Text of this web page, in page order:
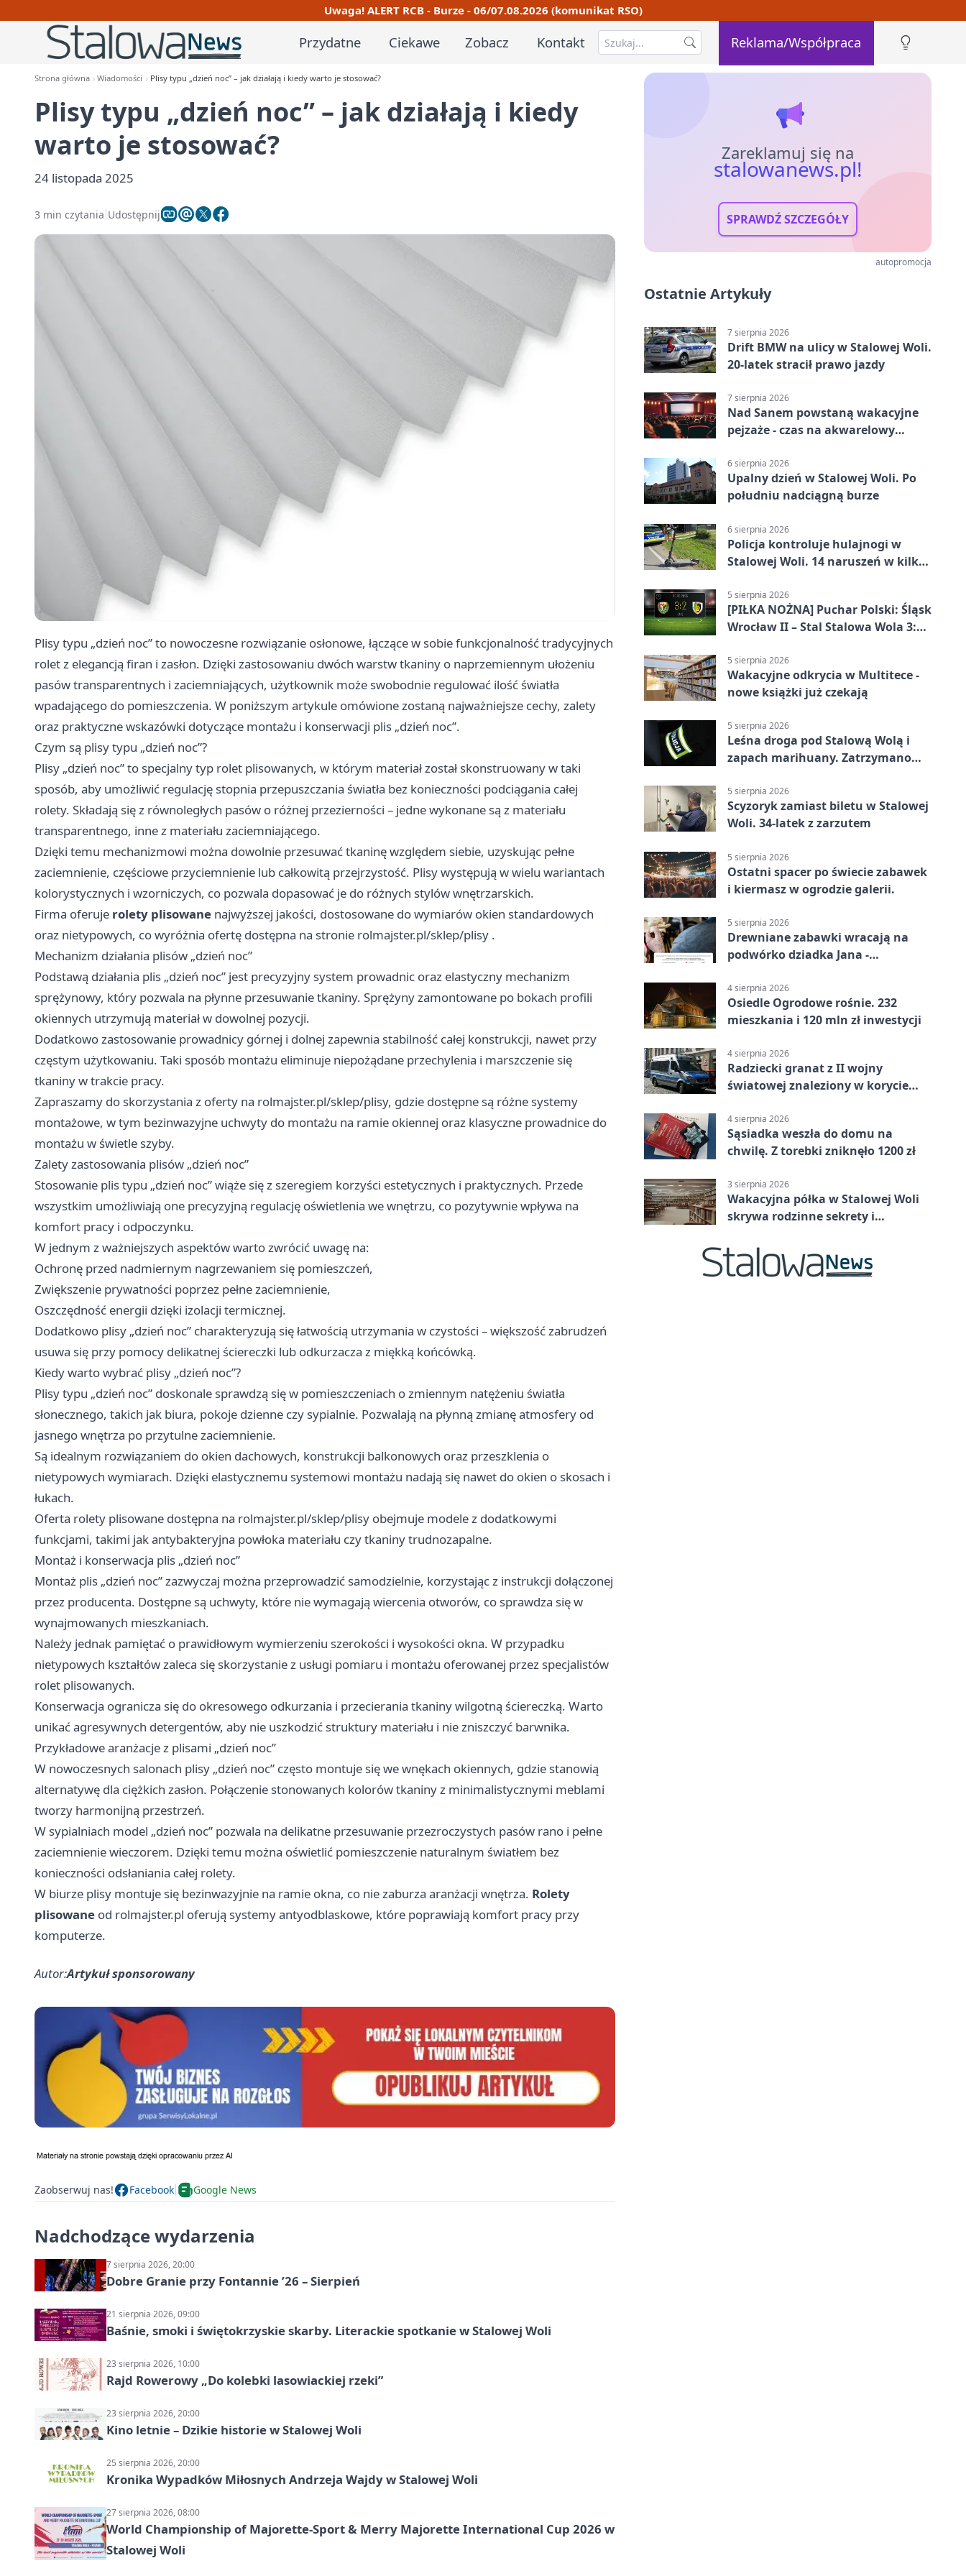
Uwaga! ALERT RCB - Burze - 06/07.08.2026 (komunikat RSO)
Przydatne Ciekawe Zobacz Kontakt Reklama/Współpraca
Strona główna Wiadomości Plisy typu „dzień noc” – jak działają i kiedy warto je stosować?
Plisy typu „dzień noc” – jak działają i kiedy
warto je stosować?
24 listopada 2025
3 min czytania Udostępnij
Plisy typu „dzień noc” to nowoczesne rozwiązanie osłonowe, łączące w sobie funkcjonalność tradycyjnych
rolet z elegancją firan i zasłon. Dzięki zastosowaniu dwóch warstw tkaniny o naprzemiennym ułożeniu
pasów transparentnych i zaciemniających, użytkownik może swobodnie regulować ilość światła
wpadającego do pomieszczenia. W poniższym artykule omówione zostaną najważniejsze cechy, zalety
oraz praktyczne wskazówki dotyczące montażu i konserwacji plis „dzień noc”.
Czym są plisy typu „dzień noc”?
Plisy „dzień noc” to specjalny typ rolet plisowanych, w którym materiał został skonstruowany w taki
sposób, aby umożliwić regulację stopnia przepuszczania światła bez konieczności podciągania całej
rolety. Składają się z równoległych pasów o różnej przezierności – jedne wykonane są z materiału
transparentnego, inne z materiału zaciemniającego.
Dzięki temu mechanizmowi można dowolnie przesuwać tkaninę względem siebie, uzyskując pełne
zaciemnienie, częściowe przyciemnienie lub całkowitą przejrzystość. Plisy występują w wielu wariantach
kolorystycznych i wzorniczych, co pozwala dopasować je do różnych stylów wnętrzarskich.
Firma oferuje rolety plisowane najwyższej jakości, dostosowane do wymiarów okien standardowych
oraz nietypowych, co wyróżnia ofertę dostępna na stronie rolmajster.pl/sklep/plisy .
Mechanizm działania plisów „dzień noc”
Podstawą działania plis „dzień noc” jest precyzyjny system prowadnic oraz elastyczny mechanizm
sprężynowy, który pozwala na płynne przesuwanie tkaniny. Sprężyny zamontowane po bokach profili
okiennych utrzymują materiał w dowolnej pozycji.
Dodatkowo zastosowanie prowadnicy górnej i dolnej zapewnia stabilność całej konstrukcji, nawet przy
częstym użytkowaniu. Taki sposób montażu eliminuje niepożądane przechylenia i marszczenie się
tkaniny w trakcie pracy.
Zapraszamy do skorzystania z oferty na rolmajster.pl/sklep/plisy, gdzie dostępne są różne systemy
montażowe, w tym bezinwazyjne uchwyty do montażu na ramie okiennej oraz klasyczne prowadnice do
montażu w świetle szyby.
Zalety zastosowania plisów „dzień noc”
Stosowanie plis typu „dzień noc” wiąże się z szeregiem korzyści estetycznych i praktycznych. Przede
wszystkim umożliwiają one precyzyjną regulację oświetlenia we wnętrzu, co pozytywnie wpływa na
komfort pracy i odpoczynku.
W jednym z ważniejszych aspektów warto zwrócić uwagę na:
Ochronę przed nadmiernym nagrzewaniem się pomieszczeń,
Zwiększenie prywatności poprzez pełne zaciemnienie,
Oszczędność energii dzięki izolacji termicznej.
Dodatkowo plisy „dzień noc” charakteryzują się łatwością utrzymania w czystości – większość zabrudzeń
usuwa się przy pomocy delikatnej ściereczki lub odkurzacza z miękką końcówką.
Kiedy warto wybrać plisy „dzień noc”?
Plisy typu „dzień noc” doskonale sprawdzą się w pomieszczeniach o zmiennym natężeniu światła
słonecznego, takich jak biura, pokoje dzienne czy sypialnie. Pozwalają na płynną zmianę atmosfery od
jasnego wnętrza po przytulne zaciemnienie.
Są idealnym rozwiązaniem do okien dachowych, konstrukcji balkonowych oraz przeszklenia o
nietypowych wymiarach. Dzięki elastycznemu systemowi montażu nadają się nawet do okien o skosach i
łukach.
Oferta rolety plisowane dostępna na rolmajster.pl/sklep/plisy obejmuje modele z dodatkowymi
funkcjami, takimi jak antybakteryjna powłoka materiału czy tkaniny trudnozapalne.
Montaż i konserwacja plis „dzień noc”
Montaż plis „dzień noc” zazwyczaj można przeprowadzić samodzielnie, korzystając z instrukcji dołączonej
przez producenta. Dostępne są uchwyty, które nie wymagają wiercenia otworów, co sprawdza się w
wynajmowanych mieszkaniach.
Należy jednak pamiętać o prawidłowym wymierzeniu szerokości i wysokości okna. W przypadku
nietypowych kształtów zaleca się skorzystanie z usługi pomiaru i montażu oferowanej przez specjalistów
rolet plisowanych.
Konserwacja ogranicza się do okresowego odkurzania i przecierania tkaniny wilgotną ściereczką. Warto
unikać agresywnych detergentów, aby nie uszkodzić struktury materiału i nie zniszczyć barwnika.
Przykładowe aranżacje z plisami „dzień noc”
W nowoczesnych salonach plisy „dzień noc” często montuje się we wnękach okiennych, gdzie stanowią
alternatywę dla ciężkich zasłon. Połączenie stonowanych kolorów tkaniny z minimalistycznymi meblami
tworzy harmonijną przestrzeń.
W sypialniach model „dzień noc” pozwala na delikatne przesuwanie przezroczystych pasów rano i pełne
zaciemnienie wieczorem. Dzięki temu można oświetlić pomieszczenie naturalnym światłem bez
konieczności odsłaniania całej rolety.
W biurze plisy montuje się bezinwazyjnie na ramie okna, co nie zaburza aranżacji wnętrza. Rolety
plisowane od rolmajster.pl oferują systemy antyodblaskowe, które poprawiają komfort pracy przy
komputerze.
Autor:Artykuł sponsorowany
Zaobserwuj nas! Facebook Google News
Nadchodzące wydarzenia
7 sierpnia 2026, 20:00
Dobre Granie przy Fontannie ’26 – Sierpień
21 sierpnia 2026, 09:00
Baśnie, smoki i świętokrzyskie skarby. Literackie spotkanie w Stalowej Woli
23 sierpnia 2026, 10:00
Rajd Rowerowy „Do kolebki lasowiackiej rzeki”
23 sierpnia 2026, 20:00
Kino letnie – Dzikie historie w Stalowej Woli
25 sierpnia 2026, 20:00
Kronika Wypadków Miłosnych Andrzeja Wajdy w Stalowej Woli
27 sierpnia 2026, 08:00
World Championship of Majorette-Sport & Merry Majorette International Cup 2026 w
Stalowej Woli
Zareklamuj się na
stalowanews.pl!
SPRAWDŹ SZCZEGÓŁY
autopromocja
Ostatnie Artykuły
7 sierpnia 2026
Drift BMW na ulicy w Stalowej Woli.
20-latek stracił prawo jazdy
7 sierpnia 2026
Nad Sanem powstaną wakacyjne
pejzaże - czas na akwarelowy
6 sierpnia 2026
Upalny dzień w Stalowej Woli. Po
południu nadciągną burze
6 sierpnia 2026
Policja kontroluje hulajnogi w
Stalowej Woli. 14 naruszeń w kilka
5 sierpnia 2026
[PIŁKA NOŻNA] Puchar Polski: Śląsk
Wrocław II – Stal Stalowa Wola 3:2
5 sierpnia 2026
Wakacyjne odkrycia w Multitece -
nowe książki już czekają
5 sierpnia 2026
Leśna droga pod Stalową Wolą i
zapach marihuany. Zatrzymano
5 sierpnia 2026
Scyzoryk zamiast biletu w Stalowej
Woli. 34-latek z zarzutem
5 sierpnia 2026
Ostatni spacer po świecie zabawek
i kiermasz w ogrodzie galerii.
5 sierpnia 2026
Drewniane zabawki wracają na
podwórko dziadka Jana -
4 sierpnia 2026
Osiedle Ogrodowe rośnie. 232
mieszkania i 120 mln zł inwestycji
4 sierpnia 2026
Radziecki granat z II wojny
światowej znaleziony w korycie
4 sierpnia 2026
Sąsiadka weszła do domu na
chwilę. Z torebki zniknęło 1200 zł
3 sierpnia 2026
Wakacyjna półka w Stalowej Woli
skrywa rodzinne sekrety i